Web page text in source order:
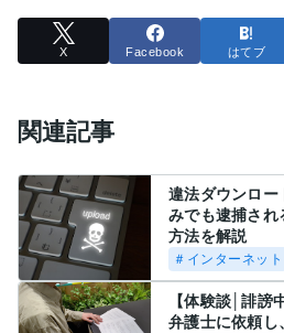
X Facebook はてブ
関連記事
違法ダウンロー
みでも逮捕され
方法を解説
＃インターネット
【体験談│誹謗
弁護士に依頼し